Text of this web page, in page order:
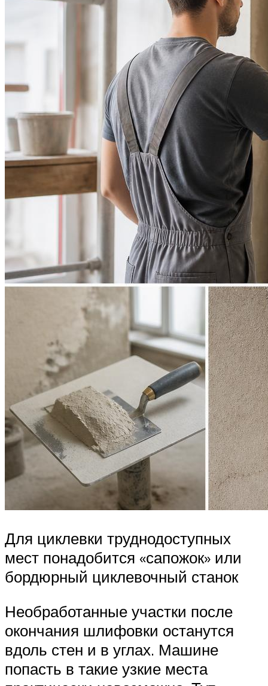
Для циклевки труднодоступных
мест понадобится «сапожок» или
бордюрный циклевочный станок
Необработанные участки после
окончания шлифовки останутся
вдоль стен и в углах. Машине
попасть в такие узкие места